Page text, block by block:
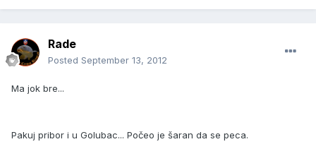
Rade
Posted September 13, 2012
Ma jok bre...
Pakuj pribor i u Golubac... Počeo je šaran da se peca.